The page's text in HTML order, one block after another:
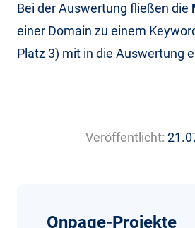
Bei der Auswertung fließen die
einer Domain zu einem
Platz 3) mit in die Auswertung
Veröffentlicht:
Onpage-Projekte